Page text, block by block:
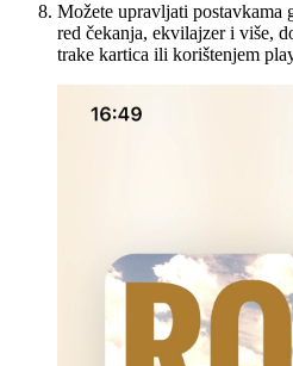
Možete upravljati postavkama
red čekanja, ekvilajzer i više,
trake kartica ili korištenjem